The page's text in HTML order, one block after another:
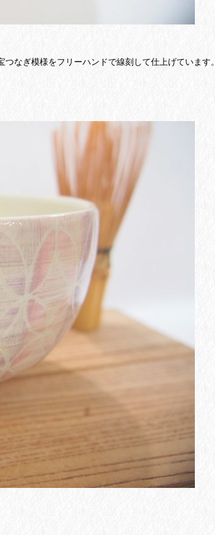
なぎ模様をフリーハンドで線刻して仕上げています。